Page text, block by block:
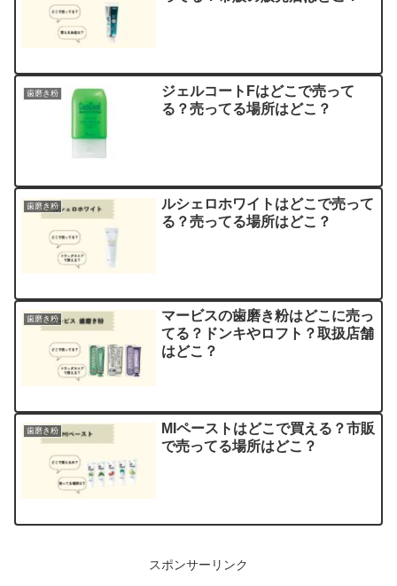
歯磨き粉
ジェルコートFはどこで売って
る？売ってる場所はどこ？
歯磨き粉
ルシェロホワイトはどこで売って
る？売ってる場所はどこ？
歯磨き粉
マービスの歯磨き粉はどこに売っ
てる？ドンキやロフト？取扱店舗
はどこ？
歯磨き粉
MIペーストはどこで買える？市販
で売ってる場所はどこ？
スポンサーリンク